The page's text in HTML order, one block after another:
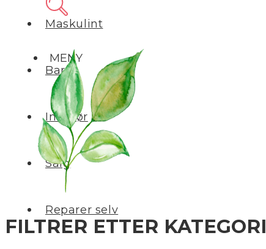
MENY
Maskulint
Barn
Interiør
Salg
Reparer selv
FILTRER ETTER KATEGORI